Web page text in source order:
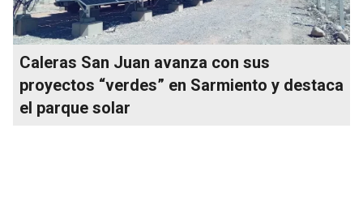
Caleras San Juan avanza con sus
proyectos “verdes” en Sarmiento y destaca
el parque solar